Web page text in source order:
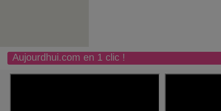
Aujourdhui.com en 1 clic !